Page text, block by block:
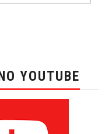
YOUTUBE